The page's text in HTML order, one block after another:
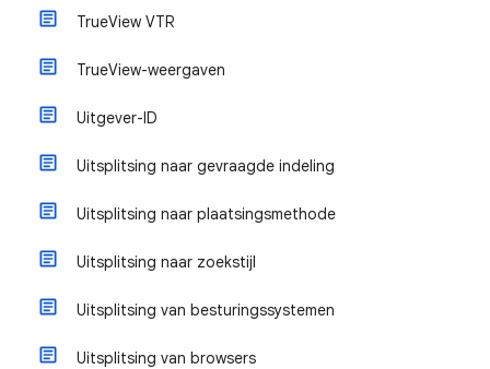
TrueView VTR
TrueView-weergaven
Uitgever-ID
Uitsplitsing naar gevraagde indeling
Uitsplitsing naar plaatsingsmethode
Uitsplitsing naar zoekstijl
Uitsplitsing van besturingssystemen
Uitsplitsing van browsers